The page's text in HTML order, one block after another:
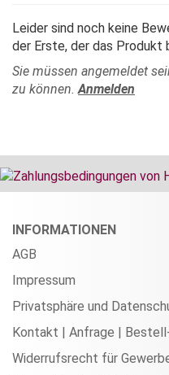
Leider sind noch keine
der Erste, der das Produkt
Sie müssen angemeldet
zu können. Anmelden
INFORMATIONEN
AGB
Impressum
Privatsphäre und
Kontakt | Anfrage |
Widerrufsrecht für